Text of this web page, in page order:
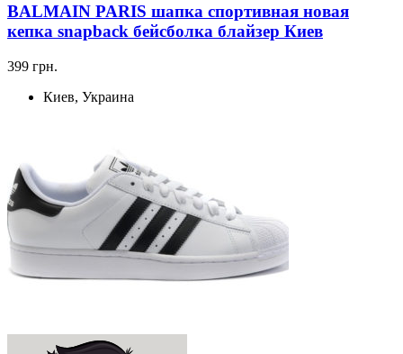
BALMAIN PARIS шапка спортивная новая
кепка snapback бейсболка блайзер Киев
399 грн.
Киев, Украина